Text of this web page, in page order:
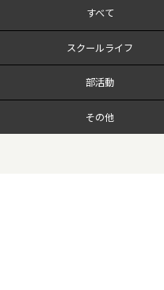
すべて
スクールライフ
部活動
その他